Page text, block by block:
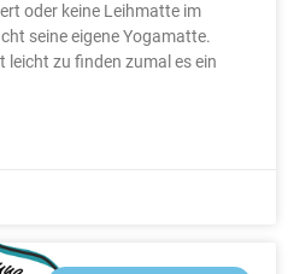
oder keine Leihmatte im
seine eigene Yogamatte.
zu finden zumal es ein